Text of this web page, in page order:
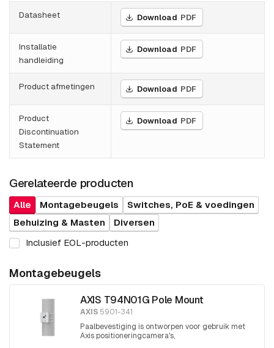
Datasheet Download PDF
Installatie
handleiding
Download PDF
Product afmetingen Download PDF
Product
Discontinuation
Statement
Download PDF
Gerelateerde producten
Alle Montagebeugels
Switches, PoE & voedingen
Behuizing & Masten
Diversen
Inclusief EOL-producten
Montagebeugels
AXIS T94N01G Pole Mount
AXIS 5901-341
Paalbevestiging is ontworpen voor gebruik met
Axis positioneringcamera's,